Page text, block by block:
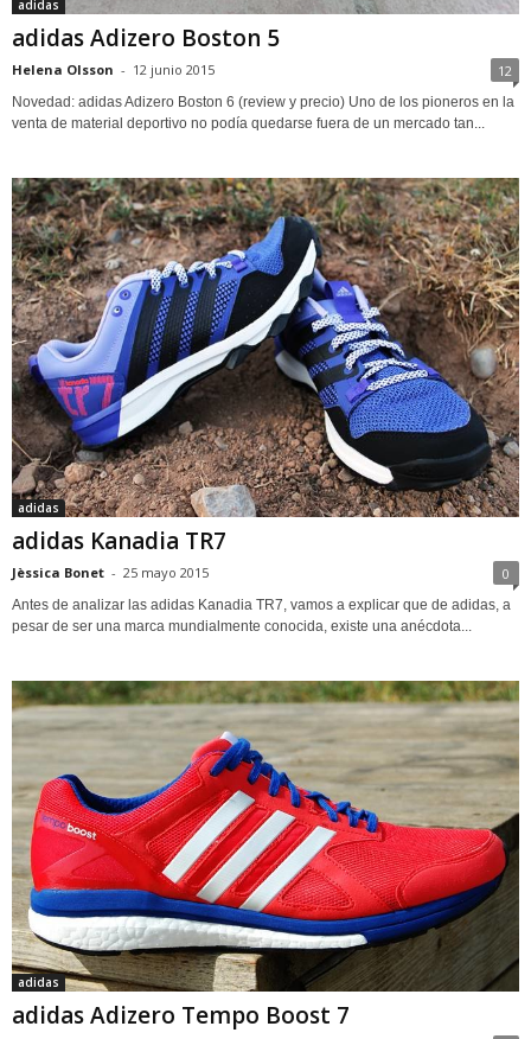
adidas
adidas Adizero Boston 5
Helena Olsson - 12 junio 2015 12
Novedad: adidas Adizero Boston 6 (review y precio) Uno de los pioneros en la
venta de material deportivo no podía quedarse fuera de un mercado tan...
adidas
adidas Kanadia TR7
Jèssica Bonet - 25 mayo 2015 0
Antes de analizar las adidas Kanadia TR7, vamos a explicar que de adidas, a
pesar de ser una marca mundialmente conocida, existe una anécdota...
adidas
adidas Adizero Tempo Boost 7